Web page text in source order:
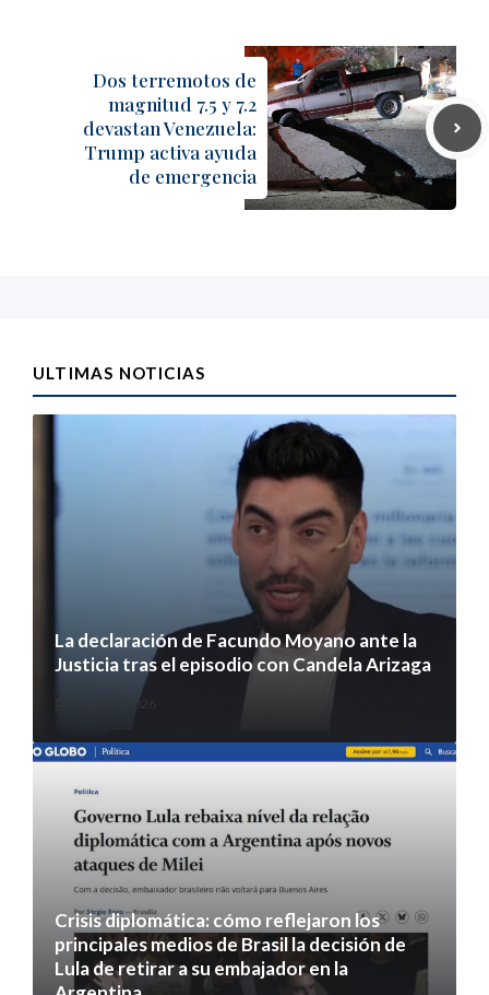
Dos terremotos de
magnitud 7.5 y 7.2
devastan Venezuela:
Trump activa ayuda
de emergencia
ULTIMAS NOTICIAS
La declaración de Facundo Moyano ante la
Justicia tras el episodio con Candela Arizaga
5 agosto 2026
Crisis diplomática: cómo reflejaron los
principales medios de Brasil la decisión de
Lula de retirar a su embajador en la